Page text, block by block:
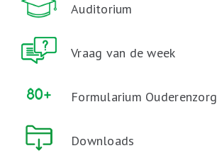
Auditorium
Vraag van de week
Formularium Ouderenzorg
Downloads